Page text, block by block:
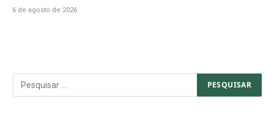
6 de agosto de 2026